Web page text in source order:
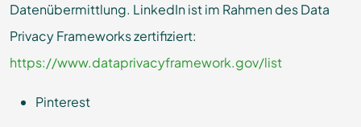
Datenübermittlung. LinkedIn ist im Rahmen des Data
Privacy Frameworks zertifiziert:
https://www.dataprivacyframework.gov/list
Pinterest